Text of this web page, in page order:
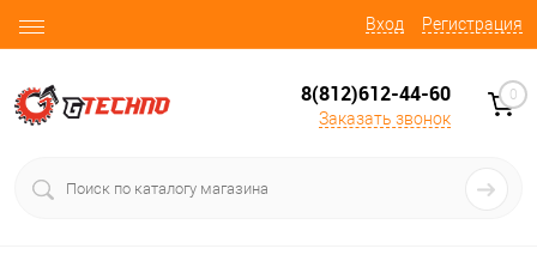
Вход Регистрация
8(812)612-44-60
Заказать звонок
0